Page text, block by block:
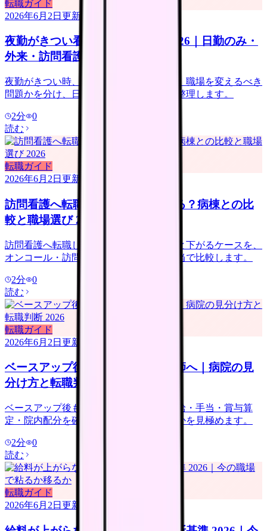
転職ガイド
2026年6月2日 更新
夜勤がきつい看護師の転職判断 2026｜日勤のみ・
外来・訪問看護の選び方
夜勤がきつい時、休めば回復する問題か、職場を変えるべき
問題かを分け、日勤のみ求人の注意点を整理します。
2分
0
読む
転職ガイド
2026年6月2日 更新
訪問看護へ転職すると給料は上がる？病棟との比
較と職場選び 2026
訪問看護へ転職して給料が上がるケースと下がるケースを、
オンコール・訪問件数・管理者候補・手当で比較します。
2分
0
読む
転職ガイド
2026年6月2日 更新
ベースアップ後も給料が低い看護師へ｜病院の見
分け方と転職判断 2026
ベースアップ後も給料が低い時は、基本給・手当・賞与算
定・院内配分を確認し、改善しない職場かを見極めます。
2分
0
読む
転職ガイド
2026年6月2日 更新